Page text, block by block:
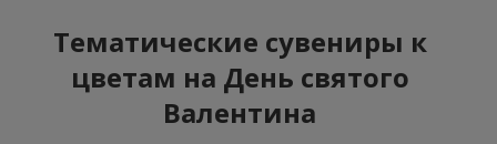
Тематические сувениры к
цветам на День святого
Валентина